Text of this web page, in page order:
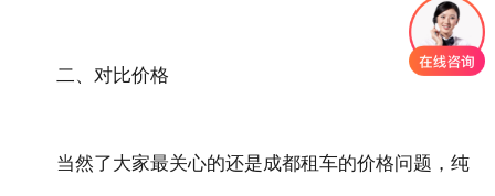
二、对比价格
当然了大家最关心的还是成都租车的价格问题，纯